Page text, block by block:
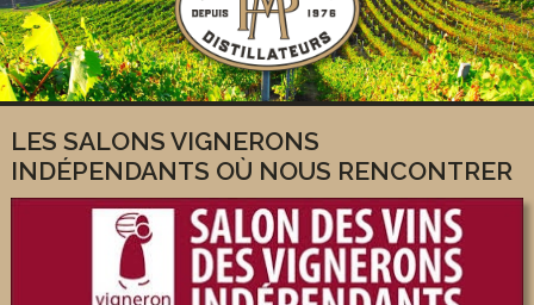
LES SALONS VIGNERONS
INDÉPENDANTS OÙ NOUS RENCONTRER